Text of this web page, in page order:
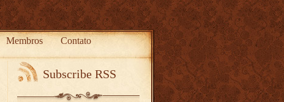
Membros Contato
Subscribe RSS